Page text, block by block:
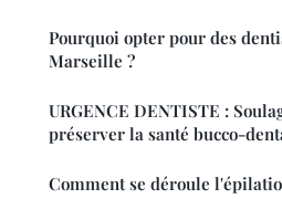
Pourquoi opter pour des
Marseille ?
URGENCE DENTISTE :
préserver la santé bucco-
Comment se déroule